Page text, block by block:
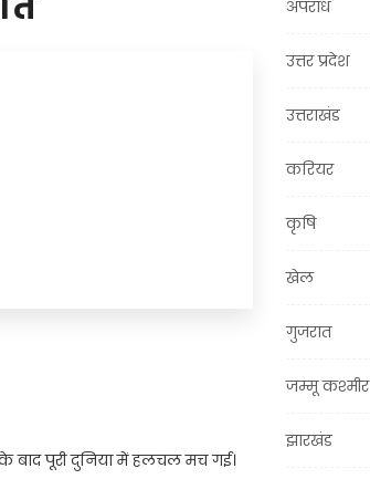
पूरी दुनिया में हलचल मच गई।
अपराध
उत्तर प्रदेश
उत्तराखंड
करियर
कृषि
खेल
गुजरात
जम्मू कश्मीर
झारखंड